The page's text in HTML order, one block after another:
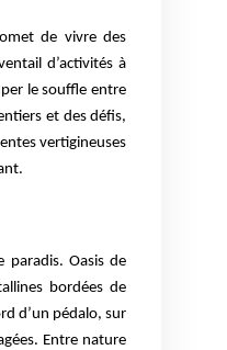
de vivre des
d’activités à
le souffle entre
et des défis,
vertigineuses
Oasis de
bordées de
d’un pédalo, sur
Entre nature